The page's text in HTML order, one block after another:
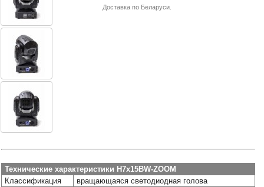
Доставка по Беларуси.
Технические характеристики H7x15BW-ZOOM
Классификация
вращающаяся светодиодная голова